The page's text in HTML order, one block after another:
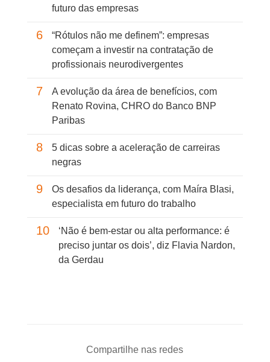
futuro das empresas
6
“Rótulos não me definem”: empresas
começam a investir na contratação de
profissionais neurodivergentes
7
A evolução da área de benefícios, com
Renato Rovina, CHRO do Banco BNP
Paribas
8
5 dicas sobre a aceleração de carreiras
negras
9
Os desafios da liderança, com Maíra Blasi,
especialista em futuro do trabalho
10
‘Não é bem-estar ou alta performance: é
preciso juntar os dois’, diz Flavia Nardon,
da Gerdau
Compartilhe nas redes